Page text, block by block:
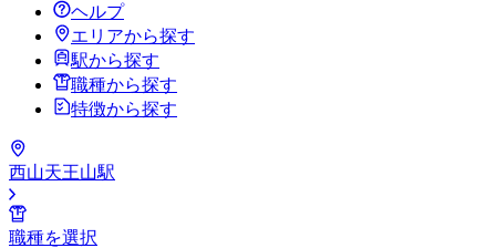
ヘルプ
エリアから探す
駅から探す
職種から探す
特徴から探す
西山天王山駅
職種を選択